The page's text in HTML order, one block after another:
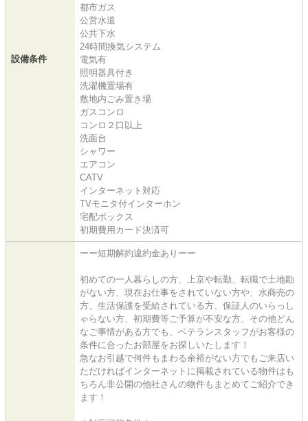
設備条件
都市ガス
公営水道
公共下水
24時間換気システム
電気有
照明器具付き
洗濯機置場有
敷地内ごみ置き場
ガスコンロ
コンロ２口以上
洗面台
シャワー
エアコン
CATV
インターネット対応
TVモニタ付インターホン
宅配ボックス
初期費用カード決済可
ーー短期解約違約金ありーー
初めての一人暮らしの方、上京や転勤、転職で土地勘
がない方、現在お仕事をされていない方や、水商売の
方、生活保護を受給されている方、保証人のいらっし
ゃらない方、初期費等ご予算が不安な方、その他どん
なご事情がある方でも、ベテランスタッフがお客様の
条件に合ったお部屋をお探しいたします！
急なお引越で何件もまわる余裕がない方でもご来店い
ただければインターネットに掲載されている物件はも
ちろん非公開の他社さんの物件もまとめてご紹介でき
ます！